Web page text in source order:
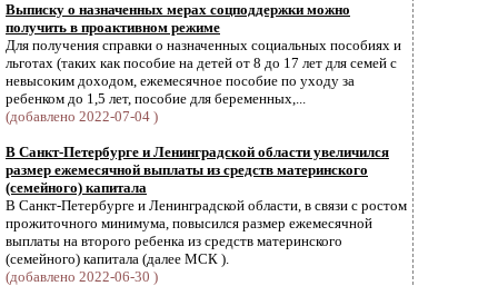
Выписку о назначенных мерах соцподдержки можно
получить в проактивном режиме
Для получения справки о назначенных социальных пособиях и
льготах (таких как пособие на детей от 8 до 17 лет для семей с
невысоким доходом, ежемесячное пособие по уходу за
ребенком до 1,5 лет, пособие для беременных,...
(добавлено 2022-07-04 )
В Санкт-Петербурге и Ленинградской области увеличился
размер ежемесячной выплаты из средств материнского
(семейного) капитала
В Санкт-Петербурге и Ленинградской области, в связи с ростом
прожиточного минимума, повысился размер ежемесячной
выплаты на второго ребенка из средств материнского
(семейного) капитала (далее МСК ).
(добавлено 2022-06-30 )